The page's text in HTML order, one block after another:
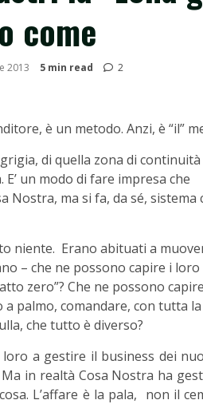
come
2013 5 min read 2
è un metodo. Anzi, è “il”
di quella zona di continuità
un modo di fare impresa che
ma si fa, da sé, sistema
niente. Erano abituati a
– che ne possono capire i
zero”? Che ne possono
palmo, comandare, con tutta
che tutto è diverso?
a gestire il business dei
in realtà Cosa Nostra ha
L’affare è la pala, non il